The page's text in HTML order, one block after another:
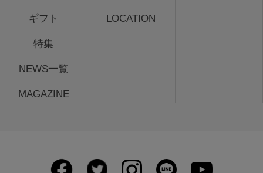
ギフト
特集
NEWS一覧
MAGAZINE
LOCATION